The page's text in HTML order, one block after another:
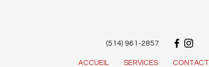
(514) 961-2857
ACCUEIL SERVICES CONTACT